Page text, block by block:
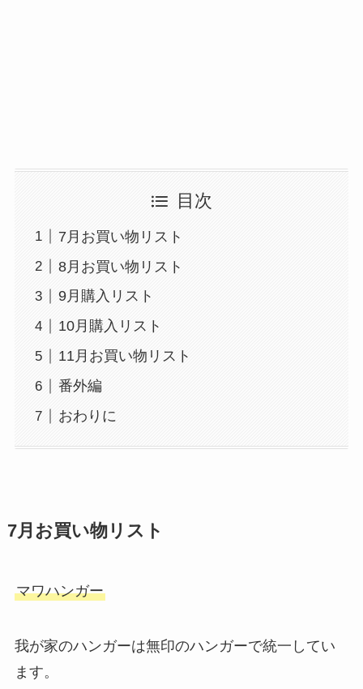
目次
7月お買い物リスト
8月お買い物リスト
9月購入リスト
10月購入リスト
11月お買い物リスト
番外編
おわりに
7月お買い物リスト
マワハンガー
我が家のハンガーは無印のハンガーで統一してい
ます。